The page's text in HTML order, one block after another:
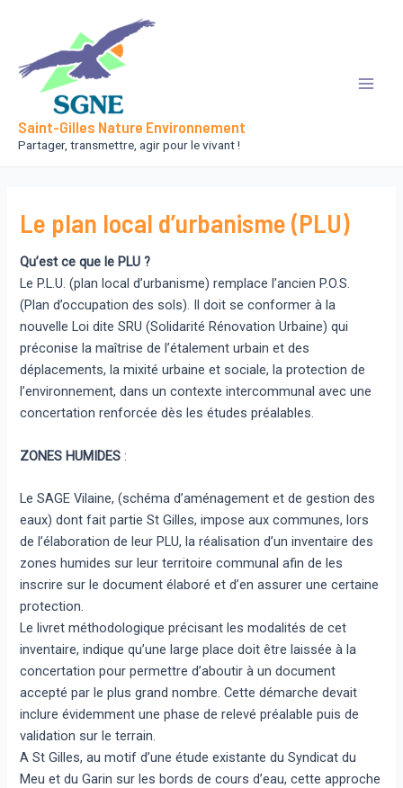
contenu
Saint-Gilles Nature Environnement
Partager, transmettre, agir pour le vivant !
Le plan local d’urbanisme (PLU)
Qu’est ce que le PLU ?
Le P.L.U. (plan local d’urbanisme) remplace l’ancien P.O.S.
(Plan d’occupation des sols). Il doit se conformer à la
nouvelle Loi dite SRU (Solidarité Rénovation Urbaine) qui
préconise la maîtrise de l’étalement urbain et des
déplacements, la mixité urbaine et sociale, la protection de
l’environnement, dans un contexte intercommunal avec une
concertation renforcée dès les études préalables.
ZONES HUMIDES :
Le SAGE Vilaine, (schéma d’aménagement et de gestion des
eaux) dont fait partie St Gilles, impose aux communes, lors
de l’élaboration de leur PLU, la réalisation d’un inventaire des
zones humides sur leur territoire communal afin de les
inscrire sur le document élaboré et d’en assurer une certaine
protection.
Le livret méthodologique précisant les modalités de cet
inventaire, indique qu’une large place doit être laissée à la
concertation pour permettre d’aboutir à un document
accepté par le plus grand nombre. Cette démarche devait
inclure évidemment une phase de relevé préalable puis de
validation sur le terrain.
A St Gilles, au motif d’une étude existante du Syndicat du
Meu et du Garin sur les bords de cours d’eau, cette approche